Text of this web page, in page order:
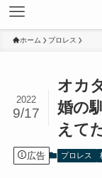
ホーム プロレス
オカ
婚の
えて
2022
9/17
広告 プロレス